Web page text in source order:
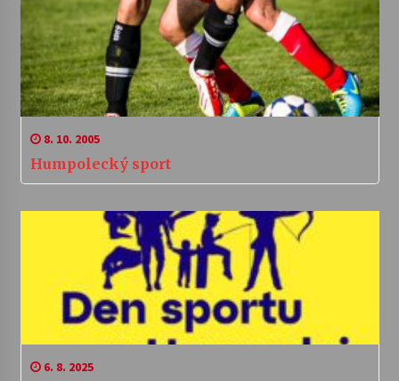
8. 10. 2005
Humpolecký sport
6. 8. 2025